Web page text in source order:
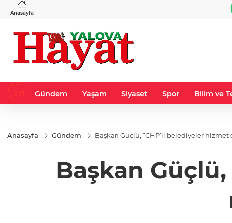
Anasayfa
%-0,22
Gündem Yaşam Siyaset Spor Bilim ve
Anasayfa Gündem Başkan Güçlü, “CHP’li belediyeler
Başkan